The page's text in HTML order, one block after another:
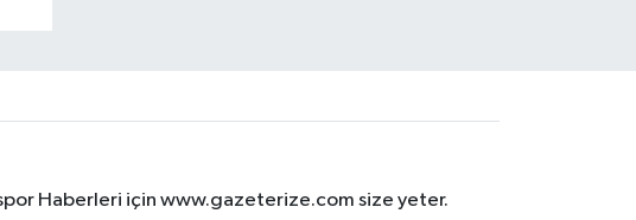
Haberleri için www.gazeterize.com size yeter.